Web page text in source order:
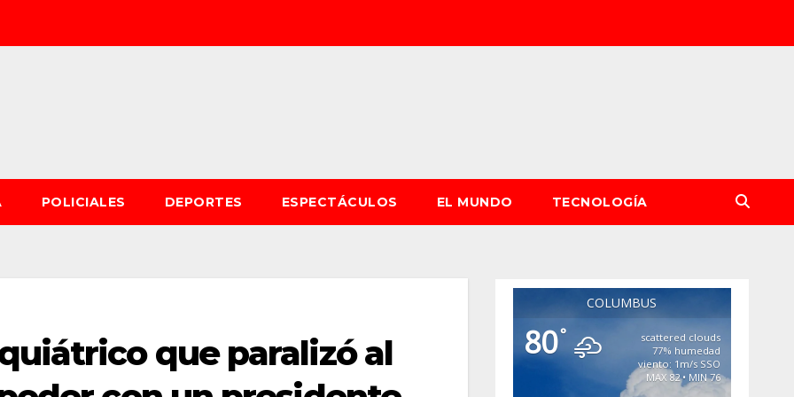
POLICIALES DEPORTES ESPECTÁCULOS EL MUNDO TECNOLOGÍA
que paralizó al
COLUMBUS
80°
scattered clouds
77% humedad
viento: 1m/s SSO
MAX 82 • MIN 76